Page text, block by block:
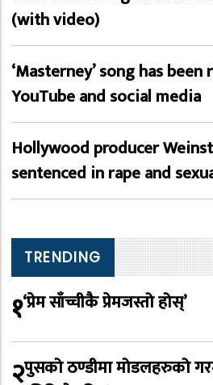
(with video)
‘Masterney’ song has
YouTube and social media
Hollywood producer
sentenced in rape and
TRENDING
१‘प्रेम साँच्चीकै प्रेमजस्तो होस्’
२पुसको ठण्डीमा मोडलहरुको